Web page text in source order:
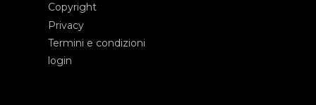
Copyright
Privacy
Termini e condizioni
login